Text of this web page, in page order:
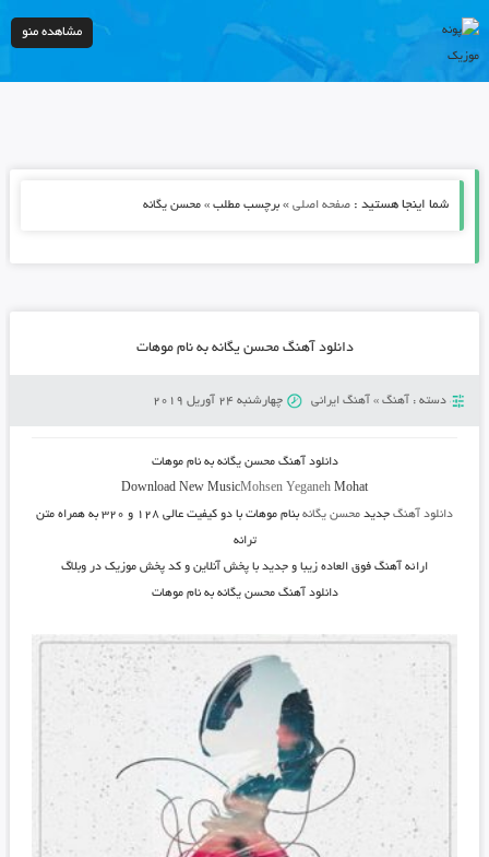
مشاهده منو
شما اینجا هستید : صفحه اصلی» برچسب مطلب » محسن یگانه
دانلود آهنگ محسن یگانه به نام موهات
دسته : آهنگ» آهنگ ایرانی چهارشنبه 24 آوریل 2019
دانلود آهنگ محسن یگانه به نام موهات
Download New MusicMohsen Yeganeh Mohat
دانلودآهنگجدید محسن یگانهبنامموهات
با دو کیفیت عالی ۱۲۸ و ۳۲۰ به همراه متن
ترانه
ارائه آهنگ فوق العاده زیبا و جدید با پخش آنلاین و کد پخش موزیک در وبلاگ
دانلود آهنگ محسن یگانه به نام موهات